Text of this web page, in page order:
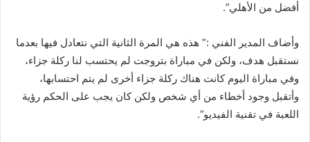
أفضل من الأهلي”.
وأضاف المدير الفني :” هذه هي المرة الثانية التي نتعادل فيها بعدما
نستقبل هدف، ولكن في مباراة بتروجت لم يحتسب لنا ركلة جزاء،
وفي مباراة اليوم كانت هناك ركلة جزاء أخرى لم يتم احتسابها،
وأتقبل وجود أخطاء من أي شخص ولكن كان يجب على الحكم رؤية
اللعبة في تقنية الفيديو”.